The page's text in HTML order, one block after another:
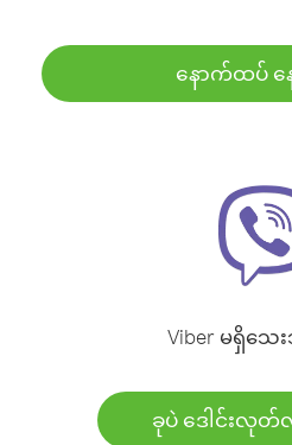
နောက်ထပ် နေ
Viber မရှိသေ
ခုပဲ ဒေါင်းလု